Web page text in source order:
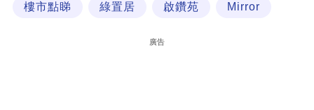
樓市點睇 綠置居 啟鑽苑 Mirror
廣告